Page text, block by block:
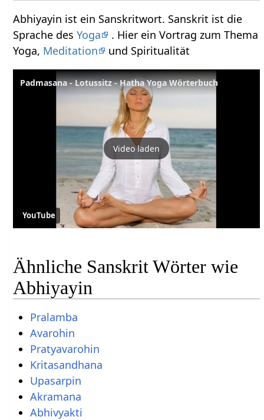
Abhiyayin ist ein Sanskritwort. Sanskrit ist die
Sprache desYoga
. Hier ein Vortrag zum Thema
Yoga, Meditation und Spiritualität
Padmasana - Lotussitz - Hatha Yoga Wörterbuch
Video laden
YouTube
Ähnliche Sanskrit Wörter wie
Abhiyayin
Pralamba
Avarohin
Pratyavarohin
Kritasandhana
Upasarpin
Akramana
Abhivyakti